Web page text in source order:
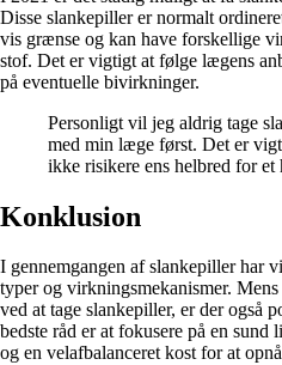
Disse slankepiller er normalt
vis grænse og kan have forskellige
stof. Det er vigtigt at følge lægens
på eventuelle bivirkninger.
Personligt vil jeg aldrig tage
med min læge først. Det er
ikke risikere ens helbred for
Konklusion
I gennemgangen af slankepiller har
typer og virkningsmekanismer.
ved at tage slankepiller, er der også
bedste råd er at fokusere på en
og en velafbalanceret kost for at